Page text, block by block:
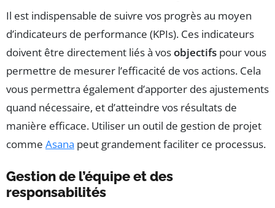
Il est indispensable de suivre vos progrès au moyen
d’indicateurs de performance (KPIs). Ces indicateurs
doivent être directement liés à vosobjectifs pour vous
permettre de mesurer l’efficacité de vos actions. Cela
vous permettra également d’apporter des ajustements
quand nécessaire, et d’atteindre vos résultats de
manière efficace. Utiliser un outil de gestion de projet
comme Asana peut grandement faciliter ce processus.
Gestion de l’équipe et des
responsabilités